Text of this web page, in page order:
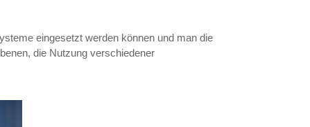
eingesetzt werden können und man die
die Nutzung verschiedener